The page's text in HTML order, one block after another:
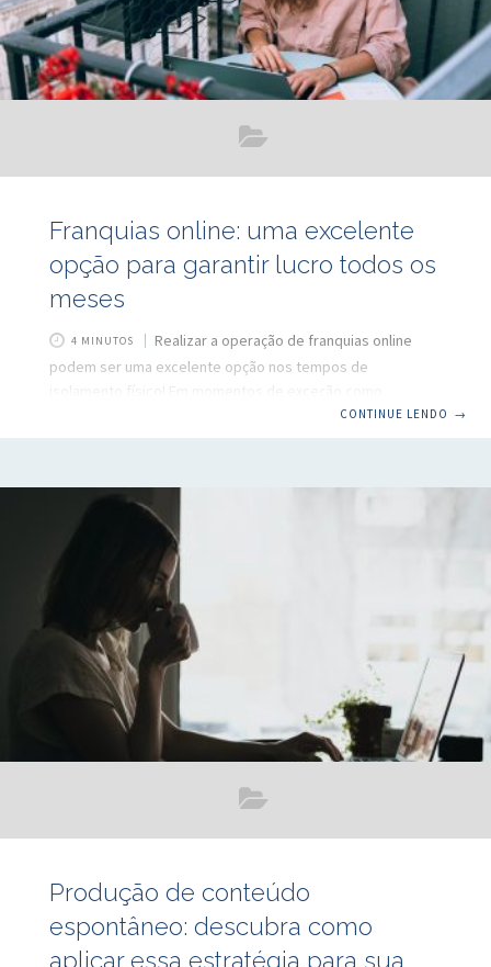
Franquias online: uma excelente
opção para garantir lucro todos os
meses
4 MINUTOS
Realizar a operação de franquias online
podem ser uma excelente opção nos tempos de
isolamento físico! Em momentos de exceção como
estamos vivendo, ter um negócio digital é uma excelente
revolução digital veio para ficar: muitos processos e
empresas, antes acostumadas ao ambiente físico, foram
transportados (e até aperfeiçoados) para o digital. Além
disso, é válido lembrar que vários negócios extremamente
lucrativos (tais como
CONTINUE LENDO →
Produção de conteúdo
espontâneo: descubra como
aplicar essa estratégia para sua